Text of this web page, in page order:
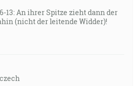
13: An ihrer Spitze zieht dann der
(nicht der leitende Widder)!